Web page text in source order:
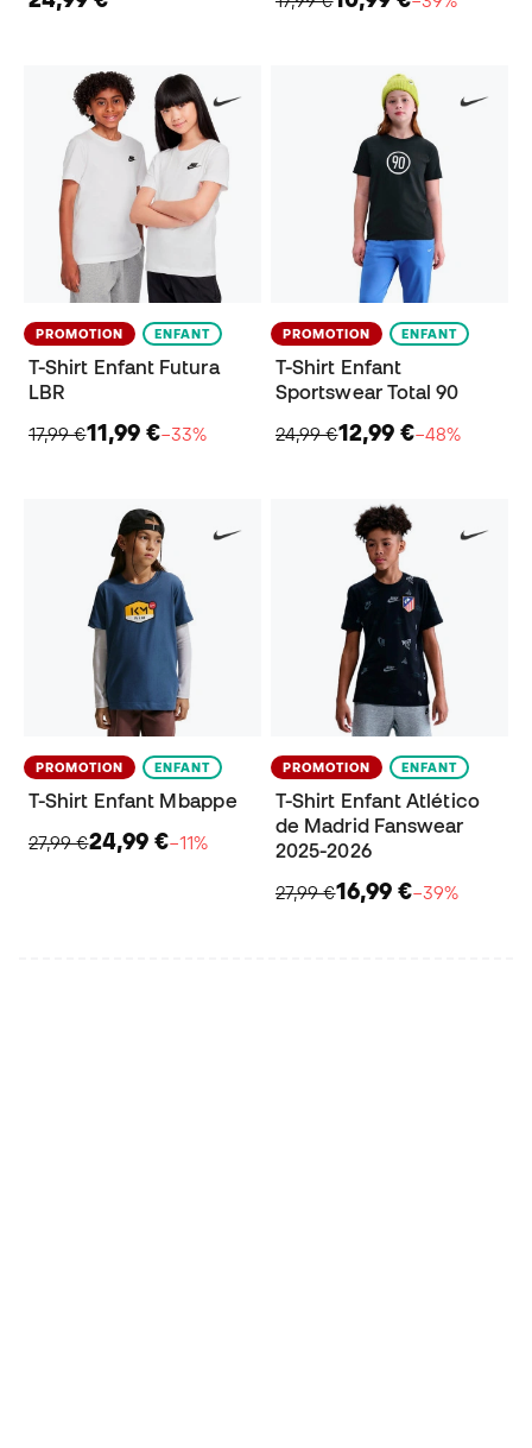
PROMOTION ENFANT
T-Shirt Enfant Futura
LBR
17,99 €11,99 €−33%
PROMOTION ENFANT
T-Shirt Enfant
Sportswear Total 90
24,99 €12,99 €−48%
PROMOTION ENFANT
T-Shirt Enfant Mbappe
27,99 €24,99 €−11%
PROMOTION ENFANT
T-Shirt Enfant Atlético
de Madrid Fanswear
2025-2026
27,99 €16,99 €−39%